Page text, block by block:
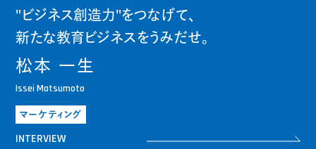
"ビジネス創造力"をつなげて、
新たな教育ビジネスをうみだせ。
松本 一生
Issei Matsumoto
マーケティング
INTERVIEW